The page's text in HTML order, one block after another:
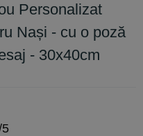
Personalizat
Nași - cu o poză
- 30x40cm